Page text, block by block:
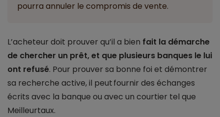
pourra annuler le compromis de vente.
L’acheteur doit prouver qu’il a bien fait la démarche
de chercher un prêt, et que plusieurs banques le lui
ont refusé. Pour prouver sa bonne foi et démontrer
sa recherche active, il peut fournir des échanges
écrits avec la banque ou avec un courtier tel que
Meilleurtaux.